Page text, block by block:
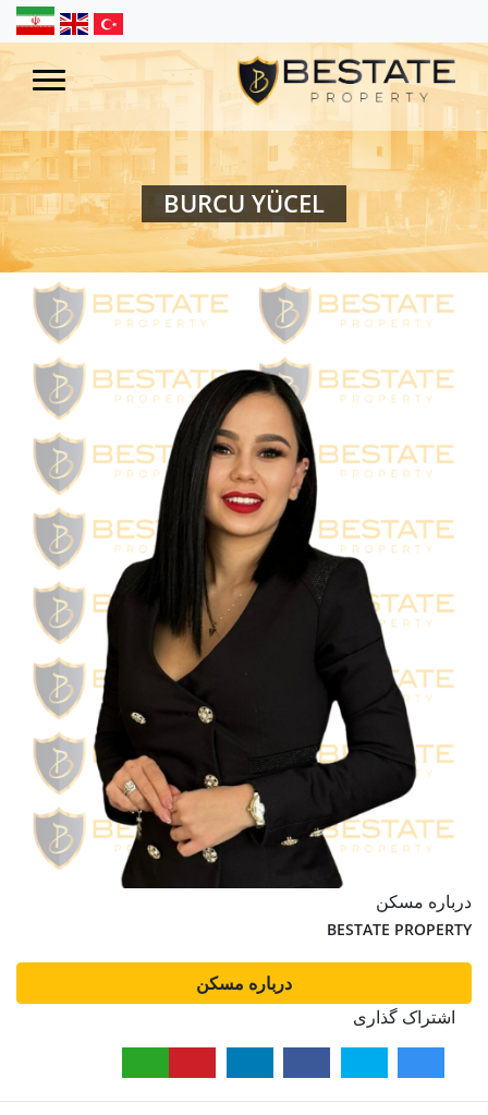
BURCU YÜCEL
درباره مسکن
BESTATE PROPERTY
درباره مسکن
اشتراک گذاری